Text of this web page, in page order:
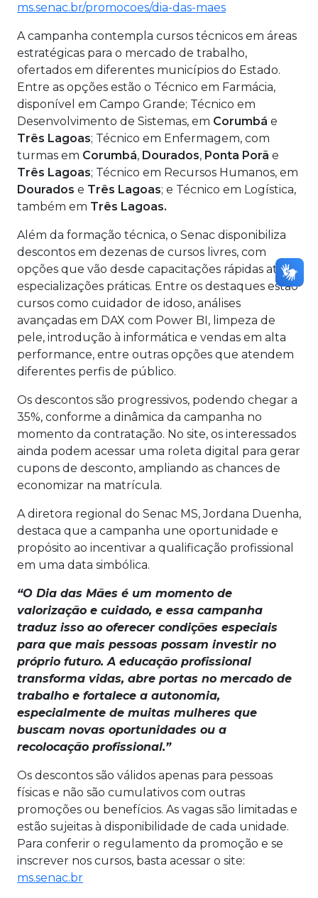
ms.senac.br/promocoes/dia-das-maes
A campanha contempla cursos técnicos em áreas
estratégicas para o mercado de trabalho,
ofertados em diferentes municípios do Estado.
Entre as opções estão o Técnico em Farmácia,
disponível em Campo Grande; Técnico em
Desenvolvimento de Sistemas, em Corumbá e
Três Lagoas; Técnico em Enfermagem, com
turmas em Corumbá, Dourados, Ponta Porã e
Três Lagoas; Técnico em Recursos Humanos, em
Dourados e Três Lagoas; e Técnico em Logística,
também em Três Lagoas.
Além da formação técnica, o Senac disponibiliza
descontos em dezenas de cursos livres, com
opções que vão desde capacitações rápidas até
especializações práticas. Entre os destaques estão
cursos como cuidador de idoso, análises
avançadas em DAX com Power BI, limpeza de
pele, introdução à informática e vendas em alta
performance, entre outras opções que atendem
diferentes perfis de público.
Os descontos são progressivos, podendo chegar a
35%, conforme a dinâmica da campanha no
momento da contratação. No site, os interessados
ainda podem acessar uma roleta digital para gerar
cupons de desconto, ampliando as chances de
economizar na matrícula.
A diretora regional do Senac MS, Jordana Duenha,
destaca que a campanha une oportunidade e
propósito ao incentivar a qualificação profissional
em uma data simbólica.
“O Dia das Mães é um momento de
valorização e cuidado, e essa campanha
traduz isso ao oferecer condições especiais
para que mais pessoas possam investir no
próprio futuro. A educação profissional
transforma vidas, abre portas no mercado de
trabalho e fortalece a autonomia,
especialmente de muitas mulheres que
buscam novas oportunidades ou a
recolocação profissional.”
Os descontos são válidos apenas para pessoas
físicas e não são cumulativos com outras
promoções ou benefícios. As vagas são limitadas e
estão sujeitas à disponibilidade de cada unidade.
Para conferir o regulamento da promoção e se
inscrever nos cursos, basta acessar o site:
ms.senac.br